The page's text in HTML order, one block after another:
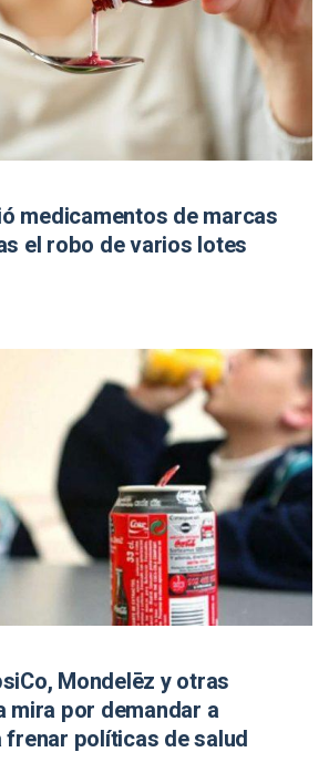
medicamentos de marcas
el robo de varios lotes
Mondelēz y otras
mira por demandar a
políticas de salud